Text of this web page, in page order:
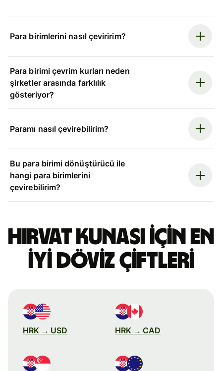
Para birimlerini nasıl çeviririm?
Para birimi çevrim kurları neden
şirketler arasında farklılık
gösteriyor?
Paramı nasıl çevirebilirim?
Bu para birimi dönüştürücü ile
hangi para birimlerini
çevirebilirim?
Hırvat kunası için en
iyi döviz çiftleri
HRK → USD HRK → CAD